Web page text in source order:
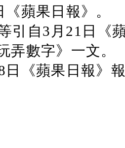
《蘋果日報》。
引自3月21日《
弄數字》一文。
日《蘋果日報》